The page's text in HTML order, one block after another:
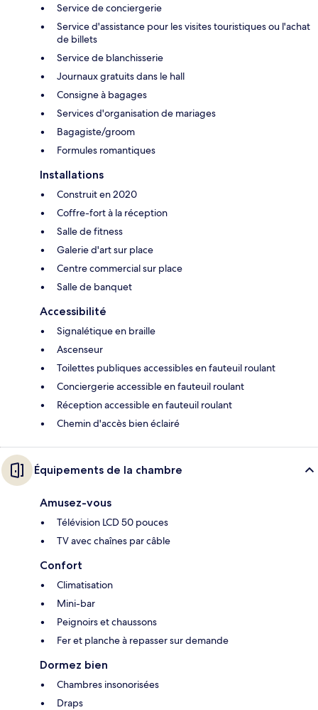
Service de conciergerie
Service d'assistance pour les visites touristiques ou l'achat
de billets
Service de blanchisserie
Journaux gratuits dans le hall
Consigne à bagages
Services d'organisation de mariages
Bagagiste/groom
Formules romantiques
Installations
Construit en 2020
Coffre-fort à la réception
Salle de fitness
Galerie d'art sur place
Centre commercial sur place
Salle de banquet
Accessibilité
Signalétique en braille
Ascenseur
Toilettes publiques accessibles en fauteuil roulant
Conciergerie accessible en fauteuil roulant
Réception accessible en fauteuil roulant
Chemin d'accès bien éclairé
Équipements de la chambre
Amusez-vous
Télévision LCD 50 pouces
TV avec chaînes par câble
Confort
Climatisation
Mini-bar
Peignoirs et chaussons
Fer et planche à repasser sur demande
Dormez bien
Chambres insonorisées
Draps